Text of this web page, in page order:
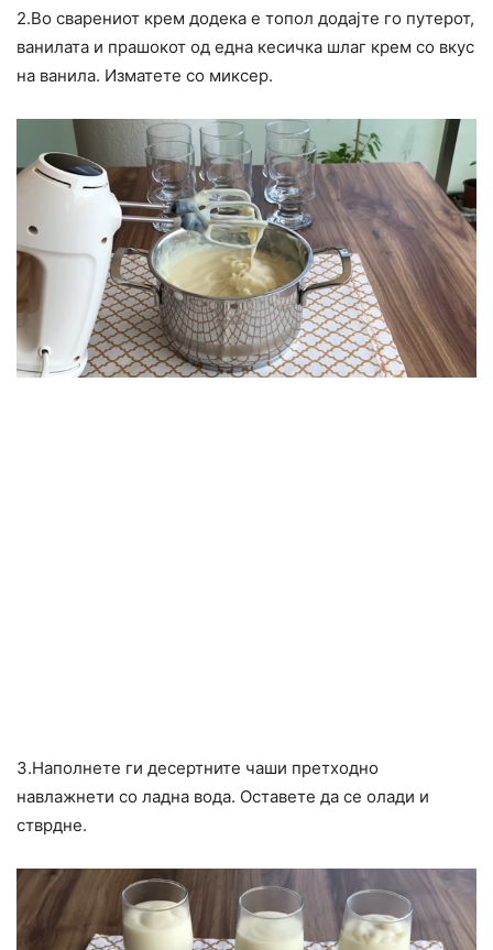
2.Во сварениот крем додека е топол додајте го путерот,
ванилата и прашокот од една кесичка шлаг крем со вкус
на ванила. Изматете со миксер.
3.Наполнете ги десертните чаши претходно
навлажнети со ладна вода. Оставете да се олади и
стврдне.